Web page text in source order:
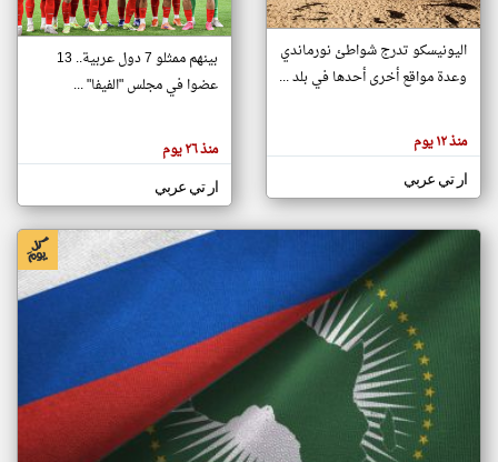
تغيير الدولة
اخبار جزر القمر على مدار الساعة
أهم اخبار جزر القمر العاجلة والمباشرة
هنا عن
وجهة
كاتبيها.
اليونيسكو تدرج شواطئ نورماندي
وعدة مواقع أخرى أحدها في بلد ...
منذ ١٢ يوم
ار تي عربي
بينهم ممثلو 7 دول عربية.. 13
عضوا في مجلس "الفيفا" ...
منذ ٢٦ يوم
ار تي عربي
klyoum.com